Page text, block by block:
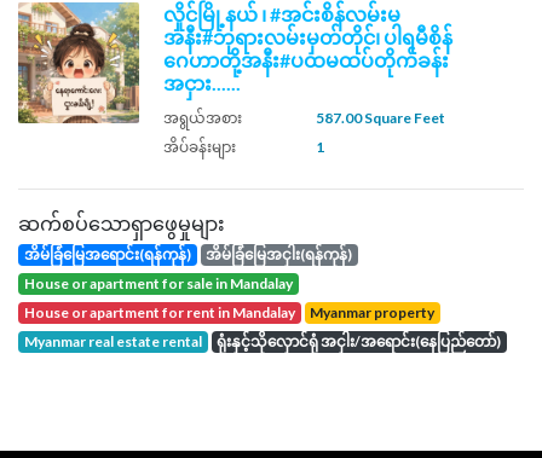
လှိုင်မြို့နယ် ၊ #အင်းစိန်လမ်းမ
အနီး#ဘုရားလမ်းမှတ်တိုင်၊ ပါရမီစိန်
ဂေဟာတို့အနီး#ပထမထပ်တိုက်ခန်း
အငှား......
အရွယ်အစား
587.00 Square Feet
အိပ်ခန်းများ
1
ဆက်စပ်သောရှာဖွေမှုများ
အိမ်ခြံမြေအရောင်း(ရန်ကုန်)
အိမ်ခြံမြေအငှါး(ရန်ကုန်)
house or apartment for sale in Mandalay
house or apartment for rent in Mandalay
Myanmar property
Myanmar real estate rental
ရုံးနှင့်သိုလှောင်ရုံ အငှါး/အရောင်း(နေပြည်တော်)